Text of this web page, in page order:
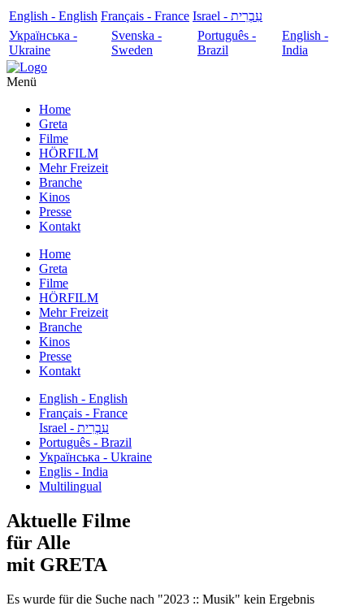
English - English Français - France
עִבְרִית - Israel
Українська -
Ukraine
Svenska -
Sweden
Português -
Brazil
English -
India
Menü
Home
Greta
Filme
HÖRFILM
Mehr Freizeit
Branche
Kinos
Presse
Kontakt
Home
Greta
Filme
HÖRFILM
Mehr Freizeit
Branche
Kinos
Presse
Kontakt
English - English
Français - France
עִבְרִית - Israel
Português - Brazil
Українська - Ukraine
Englis - India
Multilingual
Aktuelle Filme
für Alle
mit GRETA
Es wurde für die Suche nach "2023 :: Musik" kein Ergebnis